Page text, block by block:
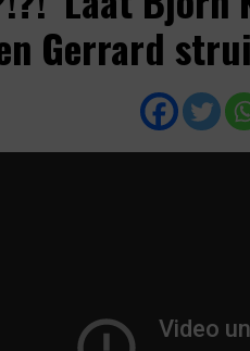
Gerrard